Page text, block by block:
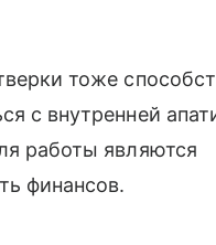
тоже
с внутренней
работы являются
финансов.